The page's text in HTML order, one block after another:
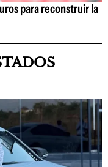
para reconstruir la